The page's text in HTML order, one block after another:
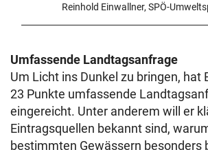
Reinhold Einwallner, SPÖ-
Umfassende Landtagsanfrage
Um Licht ins Dunkel zu bringen, hat
23 Punkte umfassende
eingereicht. Unter anderem will er
Eintragsquellen bekannt sind,
bestimmten Gewässern besonders